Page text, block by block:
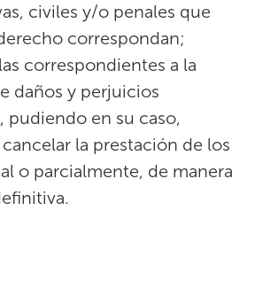
civiles y/o penales que
correspondan;
correspondientes a la
daños y perjuicios
pudiendo en su caso,
la prestación de los
o parcialmente, de manera